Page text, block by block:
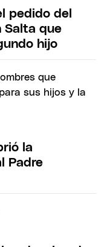
pedido del
Salta que
hijo
la
Padre